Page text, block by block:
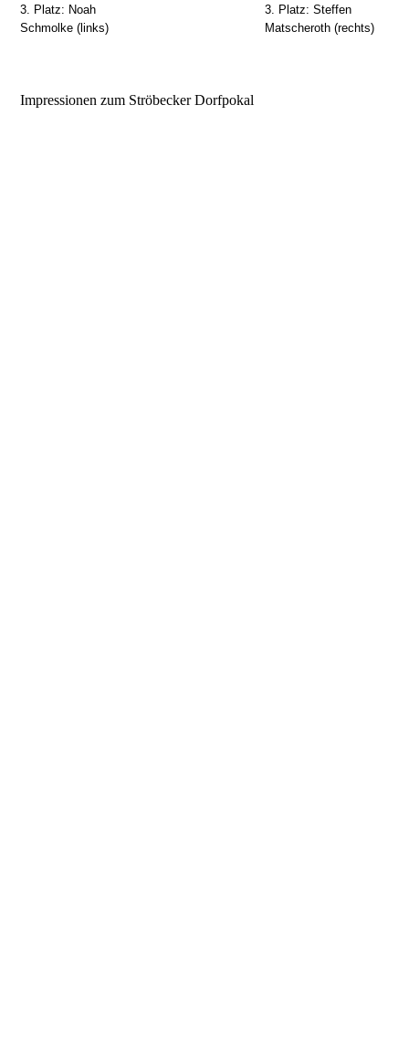
3. Platz: Noah
Schmolke (links)
3. Platz: Steffen
Matscheroth (rechts)
Impressionen zum Ströbecker Dorfpokal